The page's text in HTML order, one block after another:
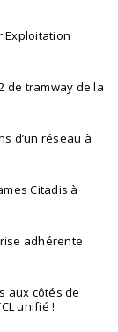
Exploitation
de tramway de la
d’un réseau à
Citadis à
adhérente
aux côtés de
unifié !